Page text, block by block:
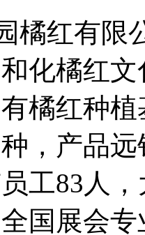
橘红有限
化橘红
橘红种
，产品
工83人
国展会